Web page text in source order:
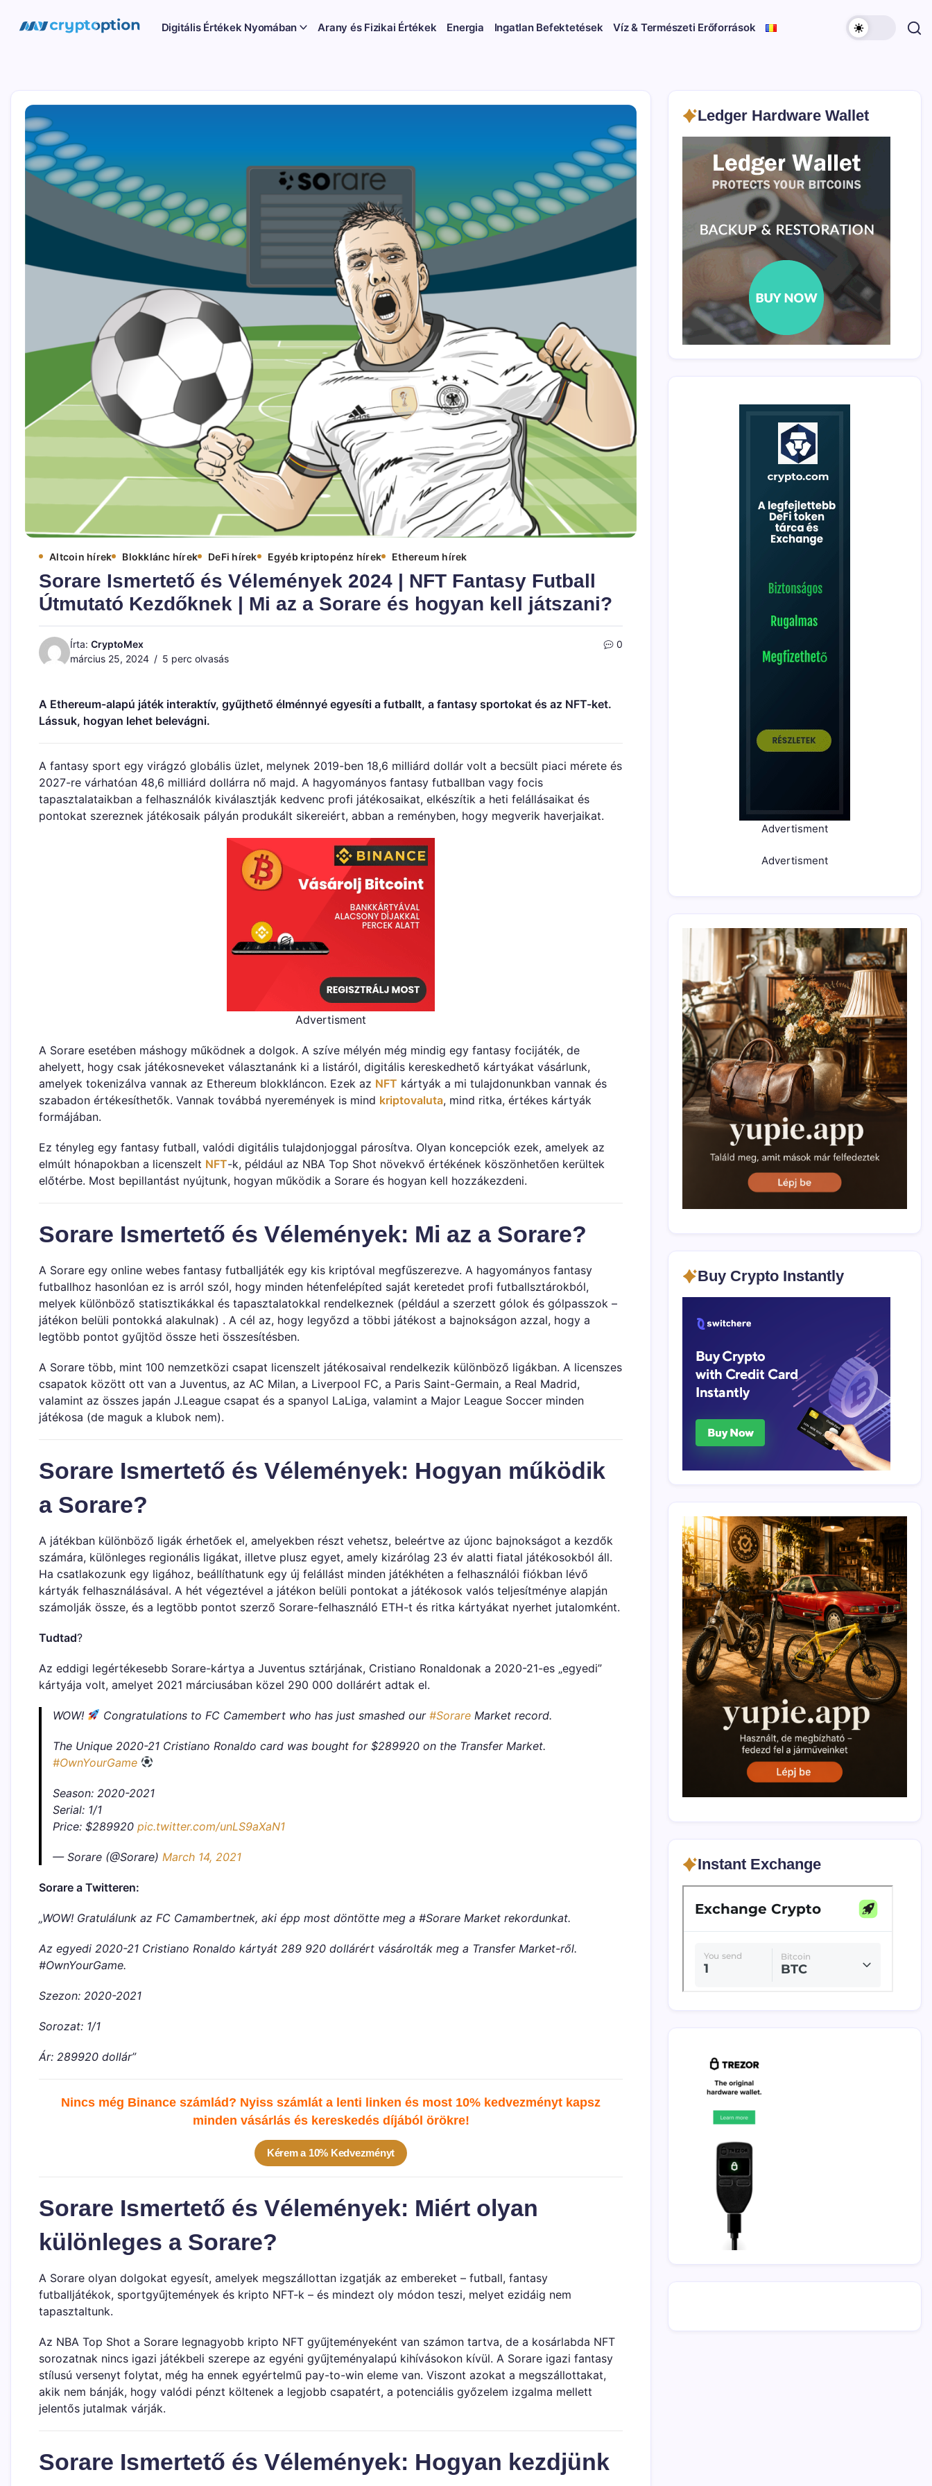
MyCryptOption
Digitális Értékek Nyomában Arany és Fizikai Értékek Energia Ingatlan Befektetések Víz & Természeti Erőforrások
Altcoin hírek Blokklánc hírek DeFi hírek Egyéb kriptopénz hírek Ethereum hírek
Sorare Ismertető és Vélemények 2024 | NFT Fantasy Futball
Útmutató Kezdőknek | Mi az a Sorare és hogyan kell játszani?
Írta: CryptoMex
március 25, 2024
5 perc olvasás
0
A Ethereum-alapú játék interaktív, gyűjthető élménnyé egyesíti a futballt, a fantasy sportokat és az NFT-ket.
Lássuk, hogyan lehet belevágni.
A fantasy sport egy virágzó globális üzlet, melynek 2019-ben 18,6 milliárd dollár volt a becsült piaci mérete és
2027-re várhatóan 48,6 milliárd dollárra nő majd. A hagyományos fantasy futballban vagy focis
tapasztalataikban a felhasználók kiválasztják kedvenc profi játékosaikat, elkészítik a heti felállásaikat és
pontokat szereznek játékosaik pályán produkált sikereiért, abban a reményben, hogy megverik haverjaikat.
Advertisment
A Sorare esetében máshogy működnek a dolgok. A szíve mélyén még mindig egy fantasy focijáték, de
ahelyett, hogy csak játékosneveket választanánk ki a listáról, digitális kereskedhető kártyákat vásárlunk,
amelyek tokenizálva vannak az Ethereum blokkláncon. Ezek az NFT kártyák a mi tulajdonunkban vannak és
szabadon értékesíthetők. Vannak továbbá nyeremények is mind kriptovaluta, mind ritka, értékes kártyák
formájában.
Ez tényleg egy fantasy futball, valódi digitális tulajdonjoggal párosítva. Olyan koncepciók ezek, amelyek az
elmúlt hónapokban a licenszelt NFT-k, például az NBA Top Shot növekvő értékének köszönhetően kerültek
előtérbe. Most bepillantást nyújtunk, hogyan működik a Sorare és hogyan kell hozzákezdeni.
Sorare Ismertető és Vélemények: Mi az a Sorare?
A Sorare egy online webes fantasy futballjáték egy kis kriptóval megfűszerezve. A hagyományos fantasy
futballhoz hasonlóan ez is arról szól, hogy minden hétenfelépíted saját keretedet profi futballsztárokból,
melyek különböző statisztikákkal és tapasztalatokkal rendelkeznek (például a szerzett gólok és gólpasszok –
játékon belüli pontokká alakulnak) . A cél az, hogy legyőzd a többi játékost a bajnokságon azzal, hogy a
legtöbb pontot gyűjtöd össze heti összesítésben.
A Sorare több, mint 100 nemzetközi csapat licenszelt játékosaival rendelkezik különböző ligákban. A licenszes
csapatok között ott van a Juventus, az AC Milan, a Liverpool FC, a Paris Saint-Germain, a Real Madrid,
valamint az összes japán J.League csapat és a spanyol LaLiga, valamint a Major League Soccer minden
játékosa (de maguk a klubok nem).
Sorare Ismertető és Vélemények: Hogyan működik
a Sorare?
A játékban különböző ligák érhetőek el, amelyekben részt vehetsz, beleértve az újonc bajnokságot a kezdők
számára, különleges regionális ligákat, illetve plusz egyet, amely kizárólag 23 év alatti fiatal játékosokból áll.
Ha csatlakozunk egy ligához, beállíthatunk egy új felállást minden játékhéten a felhasználói fiókban lévő
kártyák felhasználásával. A hét végeztével a játékon belüli pontokat a játékosok valós teljesítménye alapján
számolják össze, és a legtöbb pontot szerző Sorare-felhasználó ETH-t és ritka kártyákat nyerhet jutalomként.
Tudtad?
Az eddigi legértékesebb Sorare-kártya a Juventus sztárjának, Cristiano Ronaldonak a 2020-21-es „egyedi”
kártyája volt, amelyet 2021 márciusában közel 290 000 dollárért adtak el.
WOW! Congratulations to FC Camembert who has just smashed our#Sorare Market record.
The Unique 2020-21 Cristiano Ronaldo card was bought for $289920 on the Transfer Market.
#OwnYourGame
Season: 2020-2021
Serial: 1/1
Price: $289920 pic.twitter.com/unLS9aXaN1
— Sorare (@Sorare) March 14, 2021
Sorare a Twitteren:
„WOW! Gratulálunk az FC Camambertnek, aki épp most döntötte meg a #Sorare Market rekordunkat.
Az egyedi 2020-21 Cristiano Ronaldo kártyát 289 920 dollárért vásárolták meg a Transfer Market-ről.
#OwnYourGame.
Szezon: 2020-2021
Sorozat: 1/1
Ár: 289920 dollár”
Nincs még Binance számlád? Nyiss számlát a lenti linken és most 10% kedvezményt kapsz
minden vásárlás és kereskedés díjából örökre!
Kérem a 10% Kedvezményt
Sorare Ismertető és Vélemények: Miért olyan
különleges a Sorare?
A Sorare olyan dolgokat egyesít, amelyek megszállottan izgatják az embereket – futball, fantasy
futballjátékok, sportgyűjtemények és kripto NFT-k – és mindezt oly módon teszi, melyet ezidáig nem
tapasztaltunk.
Az NBA Top Shot a Sorare legnagyobb kripto NFT gyűjteményeként van számon tartva, de a kosárlabda NFT
sorozatnak nincs igazi játékbeli szerepe az egyéni gyűjteményalapú kihívásokon kívül. A Sorare igazi fantasy
stílusú versenyt folytat, még ha ennek egyértelmű pay-to-win eleme van. Viszont azokat a megszállottakat,
akik nem bánják, hogy valódi pénzt költenek a legjobb csapatért, a potenciális győzelem izgalma mellett
jelentős jutalmak várják.
Sorare Ismertető és Vélemények: Hogyan kezdjünk
Ledger Hardware Wallet
Advertisment
Advertisment
Buy Crypto Instantly
Instant Exchange